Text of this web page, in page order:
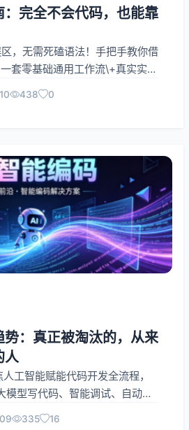
：完全不会代码，也能靠
，无需死磕语法！手把手教你借
套零基础通用工作流\+真实实战
么开始的难题，新手也能快速落
438 0
势：真正被淘汰的，从来
人
工智能赋能代码开发全流程，
模型写代码、智能调试、自动重
AI 搭建等实战内容。分享
335 16